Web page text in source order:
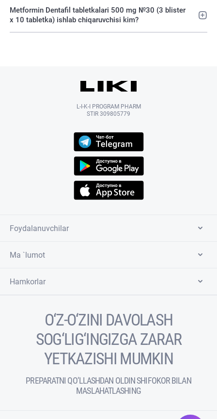
Metformin Dentafil tabletkalari 500 mg №30 (3 blister
х 10 tabletka) ishlab chiqaruvchisi kim?
L-I-K-I PROGRAM PHARM
STIR 309805779
Foydalanuvchilar
Ma `lumot
Hamkorlar
O‘Z-O‘ZINI DAVOLASH
SOG‘LIG‘INGIZGA ZARAR
YETKAZISHI MUMKIN
PREPARATNI QO‘LLASHDAN OLDIN SHIFOKOR BILAN
MASLAHATLASHING